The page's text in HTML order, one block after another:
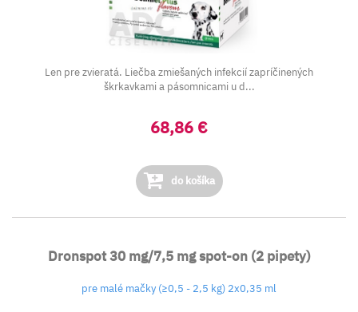
Len pre zvieratá. Liečba zmiešaných infekcií zapríčinených
škrkavkami a pásomnicami u d...
68,86 €
do košíka
Dronspot 30 mg/7,5 mg spot-on (2 pipety)
pre malé mačky (≥0,5 - 2,5 kg) 2x0,35 ml